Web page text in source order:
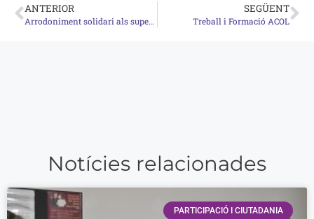
ANTERIOR
Arrodoniment solidari als supermercats BonPreu Esclat
SEGÜENT
Treball i Formació ACOL
Notícies relacionades
PARTICIPACIÓ I CIUTADANIA